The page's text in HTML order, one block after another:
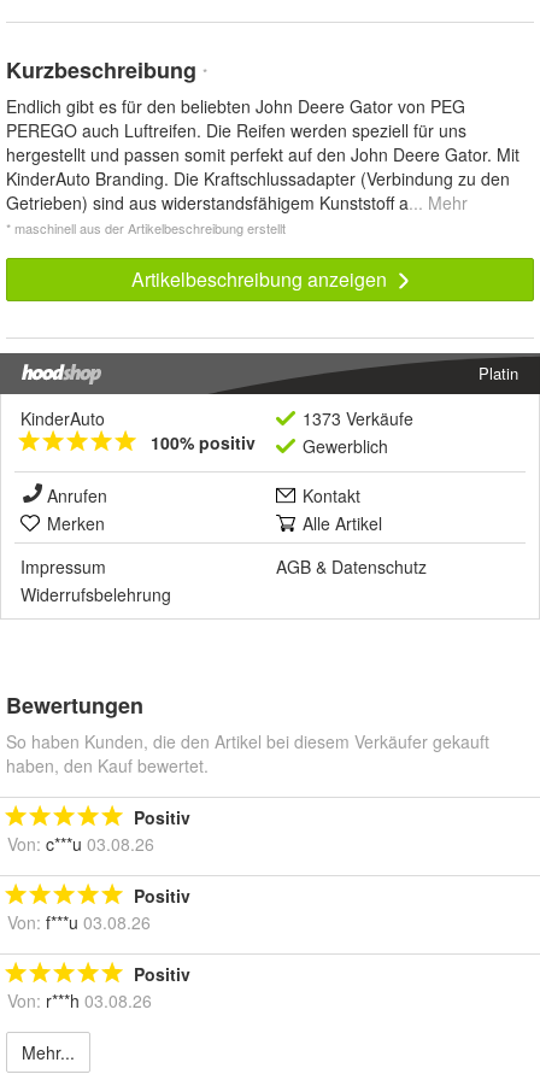
Kurzbeschreibung *
Endlich gibt es für den beliebten John Deere Gator von PEG
PEREGO auch Luftreifen. Die Reifen werden speziell für uns
hergestellt und passen somit perfekt auf den John Deere Gator. Mit
KinderAuto Branding. Die Kraftschlussadapter (Verbindung zu den
Getrieben) sind aus widerstandsfähigem Kunststoff a... Mehr
* maschinell aus der Artikelbeschreibung erstellt
Artikelbeschreibung anzeigen
Platin
KinderAuto
100% positiv
1373 Verkäufe
Gewerblich
Anrufen
Kontakt
Merken
Alle Artikel
Impressum
AGB & Datenschutz
Widerrufsbelehrung
Bewertungen
So haben Kunden, die den Artikel bei diesem Verkäufer gekauft
haben, den Kauf bewertet.
Positiv
Von: c***u 03.08.26
Positiv
Von: f***u 03.08.26
Positiv
Von: r***h 03.08.26
Mehr...